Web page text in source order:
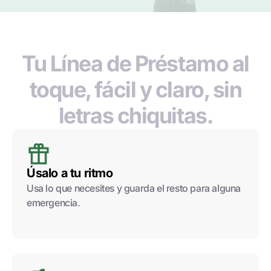
Tu Línea de Préstamo al
toque, fácil y claro, sin
letras chiquitas.
Úsalo a tu ritmo
Usa lo que necesites y guarda el resto para alguna
emergencia.